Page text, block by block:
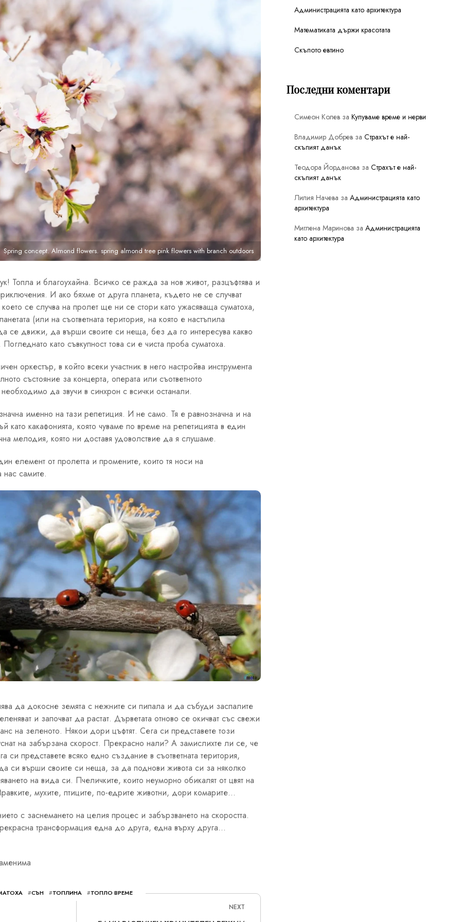
Spring concept. Almond flowers. spring almond tree pink flowers with branch outdoors
Топла и благоухайна. Всичко се ражда за нов живот, разцъфтява и
И ако бяхме от друга планета, където не се случват
се случва на пролет ще ни се стори като ужасяваща суматоха,
(или на съответната територия, на която е настъпила
се движи, да върши своите си неща, без да го интересува какво
като съвкупност това си е чиста проба суматоха.
оркестър, в който всеки участник в него настройва инструмента
състояние за концерта, операта или съответното
да звучи в синхрон с всички останали.
именно на тази репетиция. И не само. Тя е равнозначна и на
като какафонията, която чуваме по време на репетицията в един
мелодия, която ни доставя удоволствие да я слушаме.
елемент от пролетта и промените, които тя носи на
самите.
да докосне земята с нежните си пипала и да събуди заспалите
и започват да растат. Дърветата отново се окичват със свежи
на зеленото. Някои дори цъфтят. Сега си представете този
на забързана скорост. Прекрасно нали? А замислихте ли се, че
представете всяко едно създание в съответната територия,
си върши своите си неща, за да поднови живота си за няколко
на вида си. Пчеличките, които неуморно обикалят от цвят на
мухите, птиците, по-едрите животни, дори комарите…
с заснемането на целия процес и забързването на скоростта.
трансформация една до друга, една върху друга…
#СЪН #ТОПЛИНА #ТОПЛО ВРЕМЕ
NEXT
Администрацията като архитектура
Математиката държи красотата
Скъпото евтино
Последни коментари
Симеон Колевза Купуваме време и нерви
Владимир Добревза Страхът е най-
скъпият данък
Теодора Йорданова за Страхът е най-
скъпият данък
Лилия Начева за Администрацията като
архитектура
Миглена Маринова за Администрацията
като архитектура